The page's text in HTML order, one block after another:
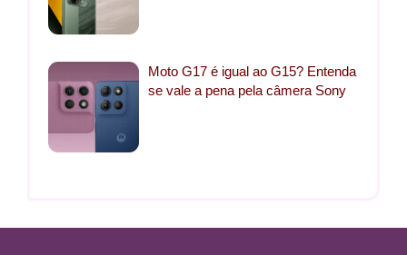
Moto G17 é igual ao G15? Entenda
se vale a pena pela câmera Sony